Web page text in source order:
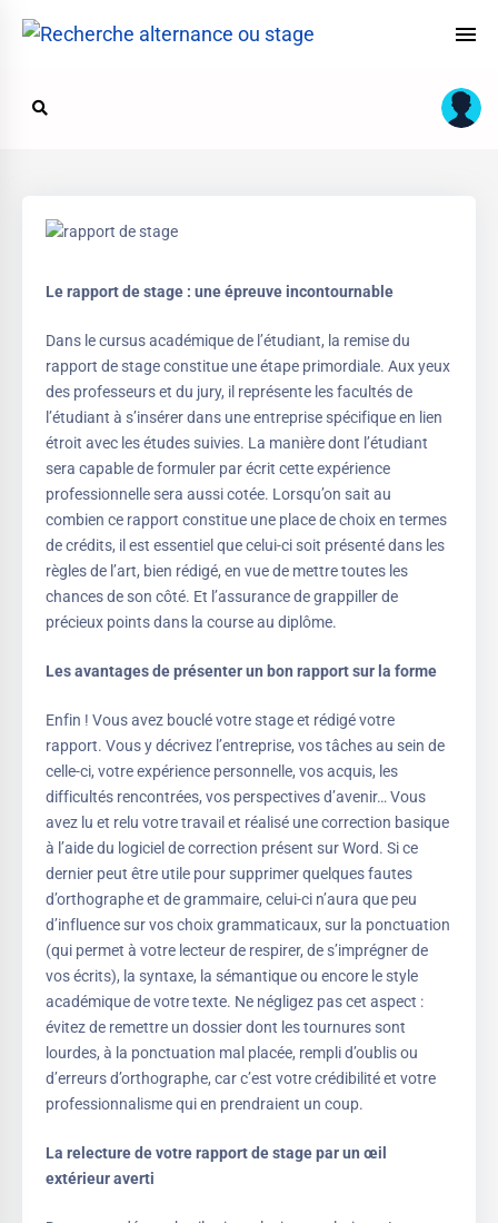
Le rapport de stage : une épreuve incontournable
Dans le cursus académique de l’étudiant, la remise du
rapport de stage constitue une étape primordiale. Aux yeux
des professeurs et du jury, il représente les facultés de
l’étudiant à s’insérer dans une entreprise spécifique en lien
étroit avec les études suivies. La manière dont l’étudiant
sera capable de formuler par écrit cette expérience
professionnelle sera aussi cotée. Lorsqu’on sait au
combien ce rapport constitue une place de choix en termes
de crédits, il est essentiel que celui-ci soit présenté dans les
règles de l’art, bien rédigé, en vue de mettre toutes les
chances de son côté. Et l’assurance de grappiller de
précieux points dans la course au diplôme.
Les avantages de présenter un bon rapport sur la forme
Enfin ! Vous avez bouclé votre stage et rédigé votre
rapport. Vous y décrivez l’entreprise, vos tâches au sein de
celle-ci, votre expérience personnelle, vos acquis, les
difficultés rencontrées, vos perspectives d’avenir… Vous
avez lu et relu votre travail et réalisé une correction basique
à l’aide du logiciel de correction présent sur Word. Si ce
dernier peut être utile pour supprimer quelques fautes
d’orthographe et de grammaire, celui-ci n’aura que peu
d’influence sur vos choix grammaticaux, sur la ponctuation
(qui permet à votre lecteur de respirer, de s’imprégner de
vos écrits), la syntaxe, la sémantique ou encore le style
académique de votre texte. Ne négligez pas cet aspect :
évitez de remettre un dossier dont les tournures sont
lourdes, à la ponctuation mal placée, rempli d’oublis ou
d’erreurs d’orthographe, car c’est votre crédibilité et votre
professionnalisme qui en prendraient un coup.
La relecture de votre rapport de stage par un œil
extérieur averti